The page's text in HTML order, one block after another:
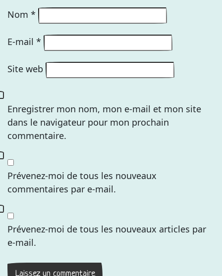
Nom *
E-mail *
Site web
Enregistrer mon nom, mon e-mail et mon site
dans le navigateur pour mon prochain
commentaire.
Prévenez-moi de tous les nouveaux
commentaires par e-mail.
Prévenez-moi de tous les nouveaux articles par
e-mail.